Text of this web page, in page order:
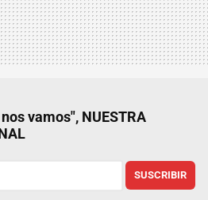
vamos", NUESTRA
SUSCRIBIR